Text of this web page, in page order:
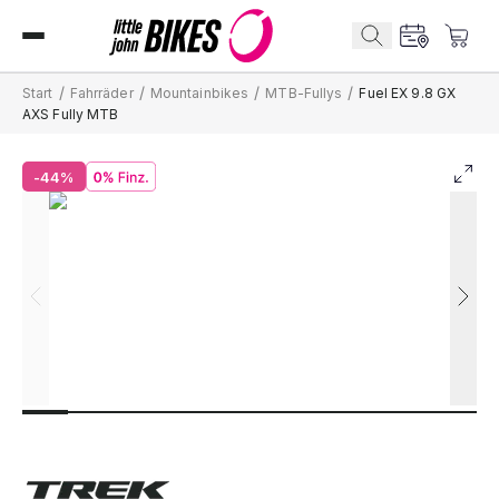
Start / Fahrräder / Mountainbikes / MTB-Fullys / Fuel EX 9.8 GX
AXS Fully MTB
-44%